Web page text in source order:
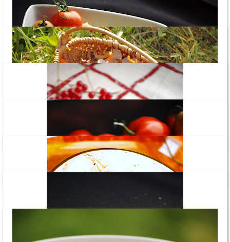
böfstrooganov ja hooaja esimene kartulipuder
lehterkukeseenepirukas